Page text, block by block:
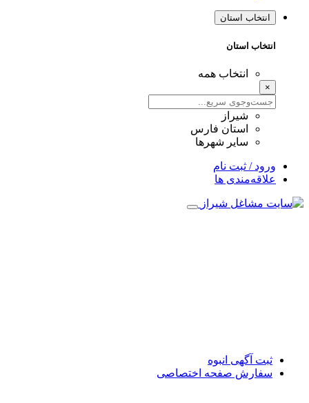
انتخاب استان
انتخاب استان
انتخاب همه
×
شیراز
استان فارس
سایر شهرها
ورود / ثبت نام
علاقه‌مندی ها
ثبت آگهی انبوه
سفارش صفحه اختصاصی